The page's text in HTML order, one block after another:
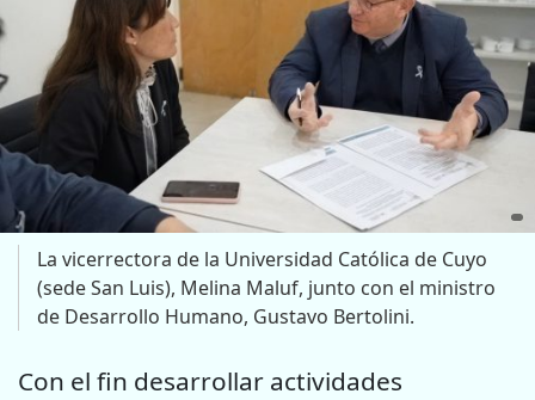
La vicerrectora de la Universidad Católica de Cuyo
(sede San Luis), Melina Maluf, junto con el ministro
de Desarrollo Humano, Gustavo Bertolini.
Con el fin desarrollar actividades